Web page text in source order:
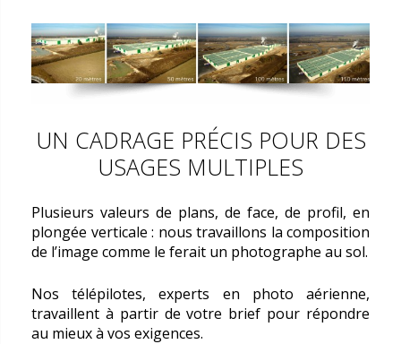
UN CADRAGE PRÉCIS POUR DES
USAGES MULTIPLES
Plusieurs valeurs de plans, de face, de profil, en
plongée verticale : nous travaillons la composition
de l’image comme le ferait un photographe au sol.
Nos télépilotes, experts en photo aérienne,
travaillent à partir de votre brief pour répondre
au mieux à vos exigences.